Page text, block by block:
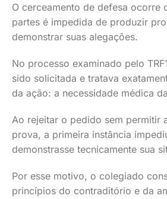
O cerceamento de defesa ocorre
partes é impedida de produzir
demonstrar suas alegações.
No processo examinado pelo
sido solicitada e tratava
da ação: a necessidade médica
Ao rejeitar o pedido sem permitir
prova, a primeira instância
demonstrasse tecnicamente sua
Por esse motivo, o colegiado
princípios do contraditório e da